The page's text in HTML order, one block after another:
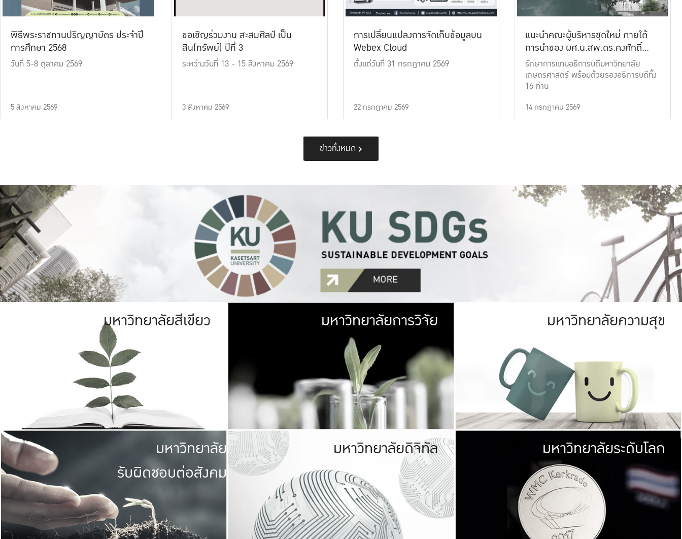
พิธีพระราชทานปริญญาบัตร ประจำปี
การศึกษา 2568
วันที่ 5-8 ตุลาคม 2569
5 สิงหาคม 2569
ขอเชิญร่วมงาน สะสมศิลป์ เป็น
สิน(ทรัพย์) ปีที่ 3
ระหว่างวันที่ 13 - 15 สิงหาคม 2569
3 สิงหาคม 2569
การเปลี่ยนแปลงการจัดเก็บข้อมูลบน
Webex Cloud
ตั้งแต่วันที่ 31 กรกฎาคม 2569
22 กรกฎาคม 2569
แนะนำคณะผู้บริหารชุดใหม่ ภายใต้
การนำของ ผศ.น.สพ.ดร.คงศักดิ์
เที่ยงธรรม
รักษาการแทนอธิการบดีมหาวิทยาลัย
เกษตรศาสตร์ พร้อมด้วยรองอธิการบดีทั้ง
16 ท่าน
14 กรกฎาคม 2569
ข่าวทั้งหมด
มหาวิทยาลัยสีเขียว มหาวิทยาลัย
เกษตรศาสตร์ มีพื้นที่เขียวสดใส หนาแน่น
เป็นป่าในเมือง (URBAN FOREST)
เกษตรในเมือง (URBAN AGRICULTURE)
ที่นับรวมกันได้ประมาณ 1,400 ไร่
มหาวิทยาลัยการวิจัย มหาวิทยาลัย
ให้กับประชาชน
มหาวิทยาลัยความสุข
มหาวิทยาลัย
รับผิดชอบต่อสังคม
มหาวิทยาลัยรับผิดชอบต่อสังคม
ร่วมมือกับชุมชน เพื่อความกินดีอยู่ดี
และความสุขอย่างยั่งยืน
มองปัญหาในภาพกว้าง
แก้ไขจากปัญหาจุดเล็กๆ
มหาวิทยาลัยดิจิทัล มหาวิทยา
พร้อมที่จ
และผลักดันในการใช้ระบบส
เพื่อการทำงานแ
มหาวิทยาลัยระดับโลก